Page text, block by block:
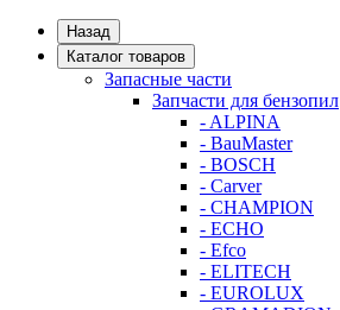
Назад
Каталог товаров
Запасные части
Запчасти для бензопил
- ALPINA
- BauMaster
- BOSCH
- Carver
- CHAMPION
- ECHO
- Efco
- ELITECH
- EUROLUX